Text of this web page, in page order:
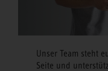
Unser Team steht
Seite und